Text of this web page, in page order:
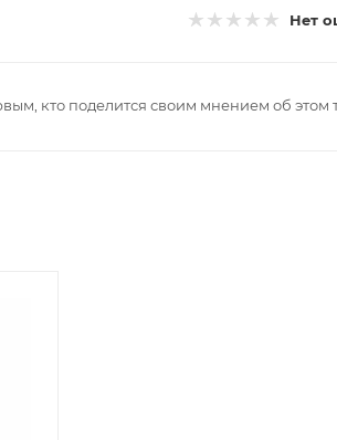
Нет
кто поделится своим мнением об этом